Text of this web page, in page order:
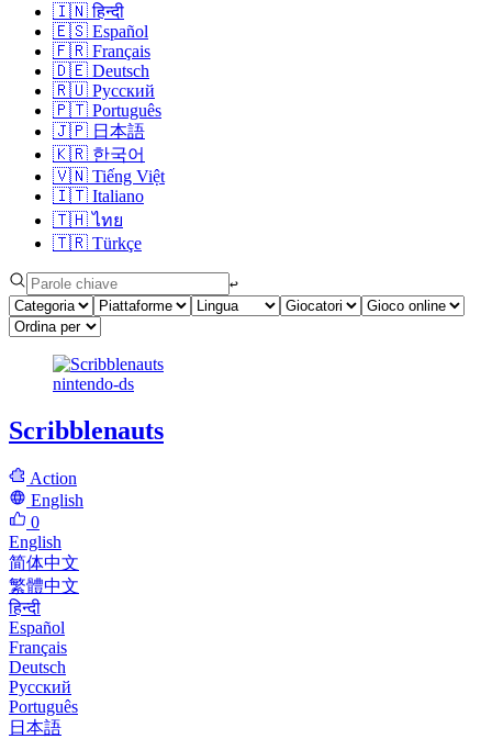
🇮🇳 हिन्दी
🇪🇸 Español
🇫🇷 Français
🇩🇪 Deutsch
🇷🇺 Русский
🇵🇹 Português
🇯🇵 日本語
🇰🇷 한국어
🇻🇳 Tiếng Việt
🇮🇹 Italiano
🇹🇭 ไทย
🇹🇷 Türkçe
↩︎
nintendo-ds
Scribblenauts
Action
English
0
English
简体中文
繁體中文
हिन्दी
Español
Français
Deutsch
Русский
Português
日本語